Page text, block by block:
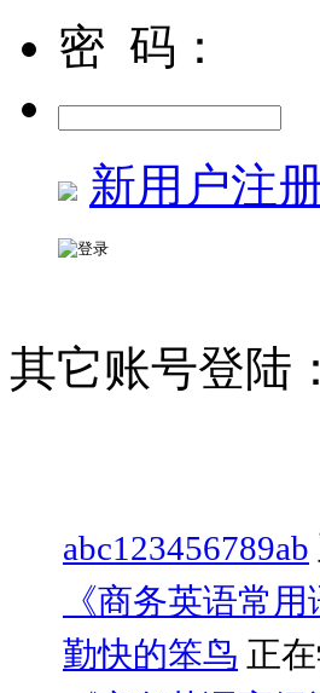
密 码：
新用户注
其它账号登陆
abc123456789ab
《商务英语常用
勤快的笨鸟 正